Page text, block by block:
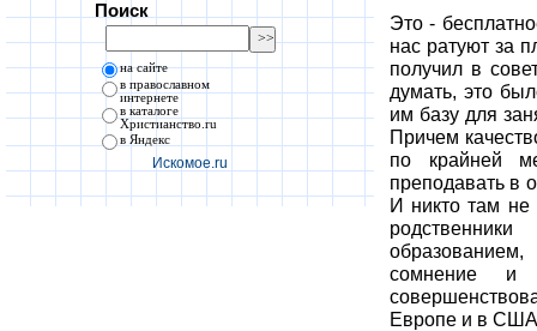
Поиск
на сайте
в православном
интернете
в каталоге
Христианство.ru
в Яндекс
Искомое.ru
Это -
нас ратуют за
получил в
думать, это
им базу для
Причем
по крайней
преподавать в
И никто там
сомнение и
Европе и в